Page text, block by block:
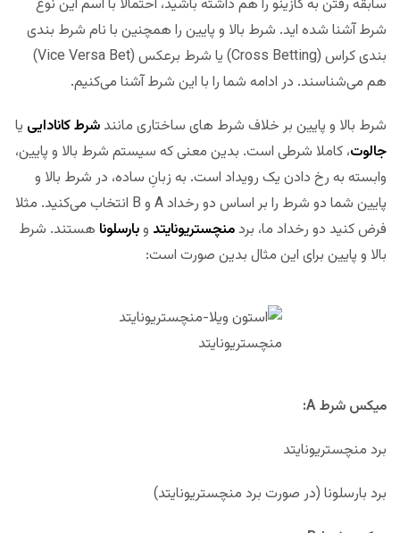
سابقه رفتن به کازینو را هم داشته باشید، احتمالا با اسم این نوع
شرط آشنا شده اید. شرط بالا و پایین را همچنین با نام شرط بندی
بندی کراس (Cross Betting) یا شرط برعکس (Vice Versa Bet)
هم می‌شناسند. در ادامه شما را با این شرط آشنا می‌کنیم.
شرط بالا و پایین بر خلاف شرط های ساختاری مانند شرط کانادایی یا
جالوت، کاملا شرطی است. بدین معنی که سیستم شرط بالا و پایین،
وابسته به رخ دادن یک رویداد است. به زبانِ ساده، در شرط بالا و
پایین شما دو شرط را بر اساس دو رخداد A و B انتخاب می‌کنید. مثلا
فرض کنید دو رخداد ما، بردمنچستریونایتد وبارسلونا هستند. شرط
بالا و پایین برای این مثال بدین صورت است:
منچستریونایتد
میکس شرط A:
برد منچستریونایتد
برد بارسلونا (در صورت برد منچستریونایتد)